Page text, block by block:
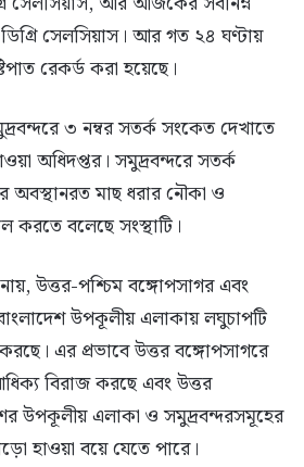
সেলসিয়াস। আর গত ২৪ ঘণ্টায়
রেকর্ড করা হয়েছে।
৩ নম্বর সতর্ক সংকেত দেখাতে
অধিদপ্তর। সমুদ্রবন্দরে সতর্ক
অবস্থানরত মাছ ধরার নৌকা ও
করতে বলেছে সংস্থাটি।
উত্তর-পশ্চিম বঙ্গোপসাগর এবং
উপকূলীয় এলাকায় লঘুচাপটি
এর প্রভাবে উত্তর বঙ্গোপসাগরে
বিরাজ করছে এবং উত্তর
উপকূলীয় এলাকা ও সমুদ্রবন্দরসমূহের
হাওয়া বয়ে যেতে পারে।